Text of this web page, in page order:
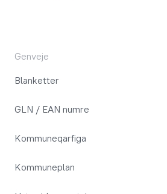
Genveje
Blanketter
GLN / EAN numre
Kommuneqarfiga
Kommuneplan